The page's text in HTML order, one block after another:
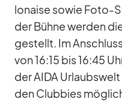
lo­naise so­wie Foto-
der Bühne wer­den
ge­stellt. Im
von 16:15 bis 16:45
der AIDA
den Club­bies